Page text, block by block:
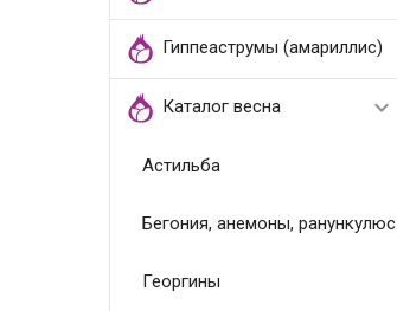
Гиппеаструмы (амариллис)
Каталог весна 
Астильба
Бегония, анемоны, ранункулюс
Георгины